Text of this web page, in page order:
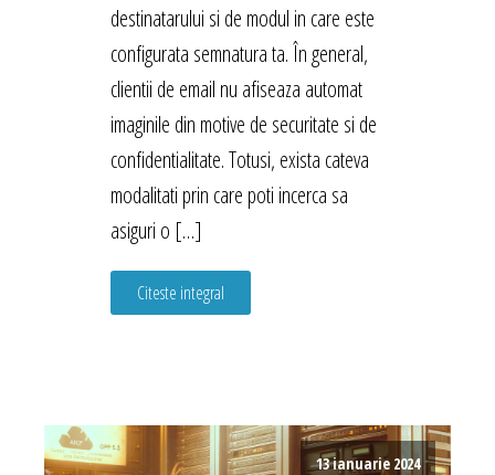
destinatarului si de modul in care este
configurata semnatura ta. În general,
clientii de email nu afiseaza automat
imaginile din motive de securitate si de
confidentialitate. Totusi, exista cateva
modalitati prin care poti incerca sa
asiguri o […]
Citeste integral
13 ianuarie 2024